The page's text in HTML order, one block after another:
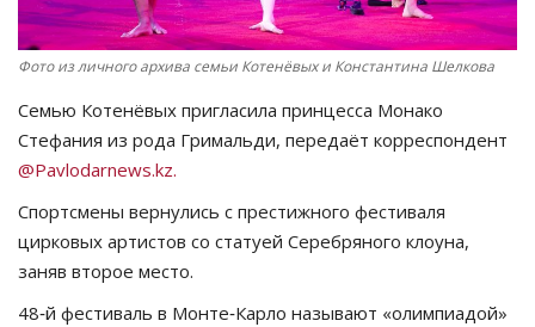
OFFICIAL
Курултай
Язык
Қазақша Русский
Фото из личного архива семьи Котенёвых и Константина Шелкова
Семью Котенёвых пригласила принцесса Монако
Стефания из рода Гримальди, передаёт корреспондент
@Pavlodarnews.kz.
Спортсмены вернулись с престижного фестиваля
цирковых артистов со статуей Серебряного клоуна,
заняв второе место.
48‑й фестиваль в Монте‑Карло называют «олимпиадой»